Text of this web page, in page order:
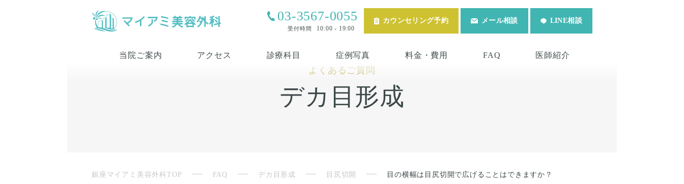
03-3567-0055
受付時間 10:00 - 19:00
カウンセリング予約 メール相談 LINE相談
当院ご案内 アクセス 診療科目 症例写真 料金・費用 FAQ 医師紹介
よくあるご質問
デカ目形成
銀座マイアミ美容外科TOP FAQ デカ目形成 目尻切開 目の横幅は目尻切開で広げることはできますか？